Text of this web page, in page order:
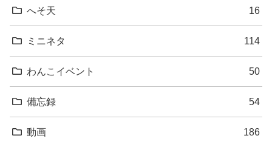
へそ天 16
ミニネタ 114
わんこイベント 50
備忘録 54
動画 186